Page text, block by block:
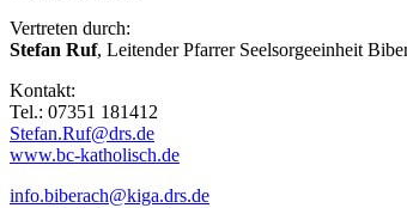
Vertreten durch:
Stefan Ruf, Leitender Pfarrer Seelsorgeeinheit
Kontakt:
Tel.: 07351 181412
Stefan.Ruf@drs.de
www.bc-katholisch.de
info.biberach@kiga.drs.de